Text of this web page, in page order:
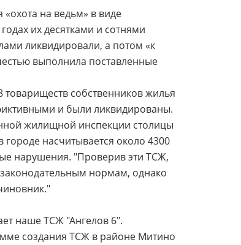
на ведьм» в виде
их десятками и сотнями
ликвидировали, а потом «к
выполнила поставленные
собственников жилья
и были ликвидированы.
жилищной инспекции столицы
насчитывается около 4300
нарушения. "Проверив эти ТСЖ,
нормам, однако
наше ТСЖ "Ангелов 6".
создания ТСЖ в районе Митино